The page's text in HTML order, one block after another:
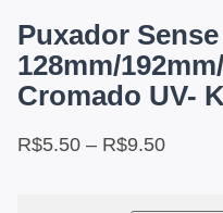
Puxador Sense
128mm/
Cromado UV-
R$5.50 – R$9.50